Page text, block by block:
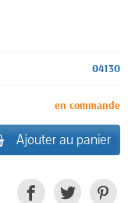
04130
en commande
Ajouter au panier